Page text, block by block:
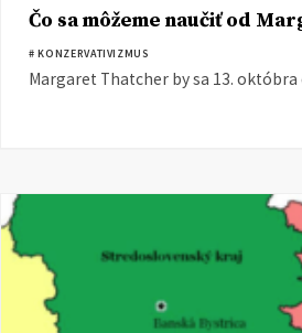
Čo sa môžeme naučiť od
# KONZERVATIVIZMUS
Margaret Thatcher by sa 13. októbra